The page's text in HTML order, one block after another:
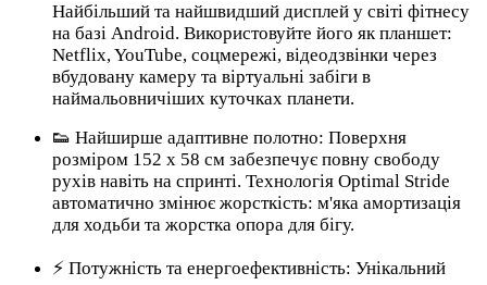
Найбільший та найшвидший дисплей у світі фітнесу
на базі Android. Використовуйте його як планшет:
Netflix, YouTube, соцмережі, відеодзвінки через
вбудовану камеру та віртуальні забіги в
наймальовничіших куточках планети.
👟 Найширше адаптивне полотно: Поверхня
розміром 152 х 58 см забезпечує повну свободу
рухів навіть на спринті. Технологія Optimal Stride
автоматично змінює жорсткість: м'яка амортизація
для ходьби та жорстка опора для бігу.
⚡ Потужність та енергоефективність: Унікальний